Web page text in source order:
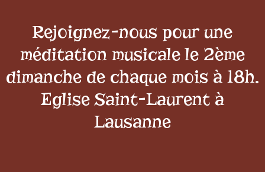
Rejoignez-nous pour une
méditation musicale le 2ème
dimanche de chaque mois à 18h.
Eglise Saint-Laurent à
Lausanne